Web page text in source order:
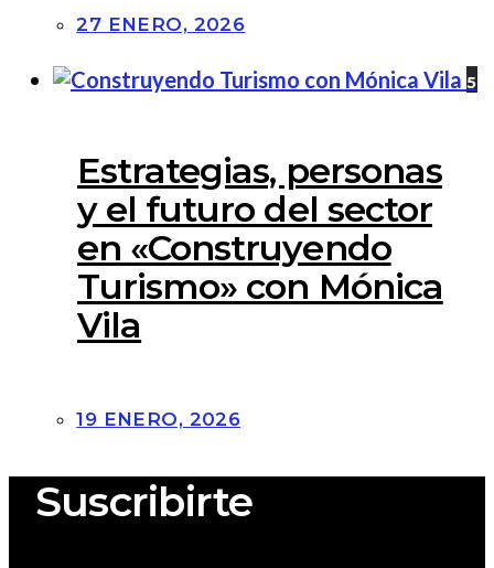
27 ENERO, 2026
5
Estrategias, personas
y el futuro del sector
en «Construyendo
Turismo» con Mónica
Vila
19 ENERO, 2026
Suscribirte